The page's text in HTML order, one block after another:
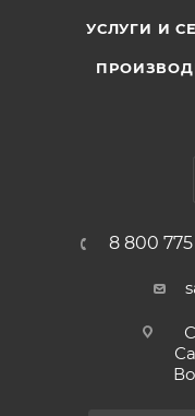
УСЛУГИ И
8 800 775